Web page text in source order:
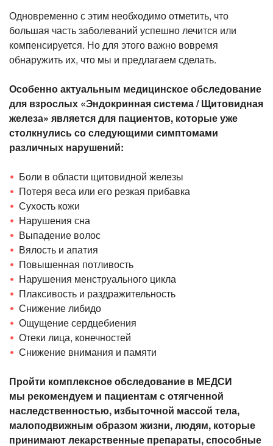
Одновременно с этим необходимо отметить, что
большая часть заболеваний успешно лечится или
компенсируется. Но для этого важно вовремя
обнаружить их, что мы и предлагаем сделать.
Особенно актуальным медицинское обследование
для взрослых «Эндокринная система / Щитовидная
железа» является для пациентов, которые уже
столкнулись со следующими симптомами
различных нарушений:
Боли в области щитовидной железы
Потеря веса или его резкая прибавка
Сухость кожи
Нарушения сна
Выпадение волос
Вялость и апатия
Повышенная потливость
Нарушения менструального цикла
Плаксивость и раздражительность
Снижение либидо
Ощущение сердцебиения
Отеки лица, конечностей
Снижение внимания и памяти
Пройти комплексное обследование в МЕДСИ
мы рекомендуем и пациентам с отягченной
наследственностью, избыточной массой тела,
малоподвижным образом жизни, людям, которые
принимают лекарственные препараты, способные